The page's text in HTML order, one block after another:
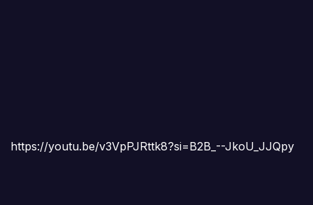
https://youtu.be/v3VpPJRttk8?si=B2B_--JkoU_JJQpy